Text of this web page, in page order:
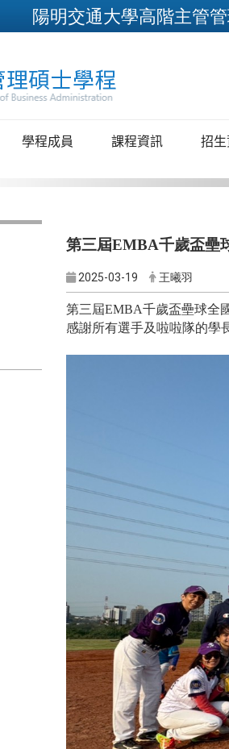
陽明交通大學高階主管
學程成員 課程資訊 招
第三屆EMBA千歲盃壘
2025-03-19 王曦羽
第三屆EMBA千歲盃壘球全
感謝所有選手及啦啦隊的學